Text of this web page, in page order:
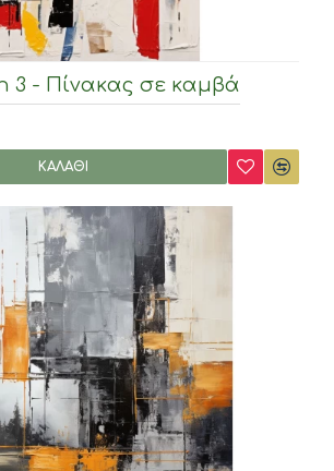
3 - Πίνακας σε καμβά
ΚΑΛΆΘΙ